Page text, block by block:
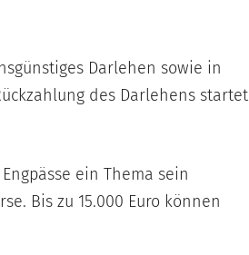
Darlehen sowie in
des Darlehens startet
ein Thema sein
Bis zu 15.000 Euro können